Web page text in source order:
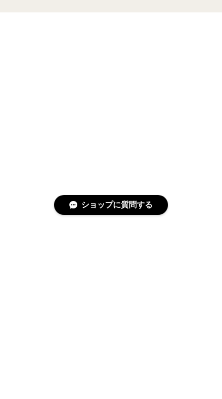
ショップに質問する